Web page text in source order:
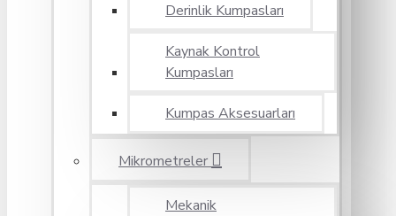
Derinlik Kumpasları
Kaynak Kontrol
Kumpasları
Kumpas Aksesuarları
Mikrometreler
Mekanik